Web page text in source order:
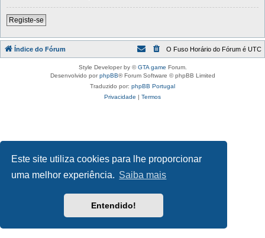
Este site utiliza cookies para lhe proporcionar
uma melhor experiência. Saiba mais
Entendido!
Registe-se
Índice do Fórum O Fuso Horário do Fórum é UTC
Style Developer by ©GTA game Forum.
Desenvolvido porphpBB® Forum Software © phpBB Limited
Traduzido por: phpBB Portugal
Privacidade | Termos